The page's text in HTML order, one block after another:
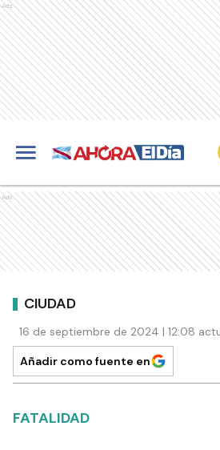
Ads
Ads
CIUDAD
16 de septiembre de 2024 | 12:08
Añadir como fuente en
FATALIDAD